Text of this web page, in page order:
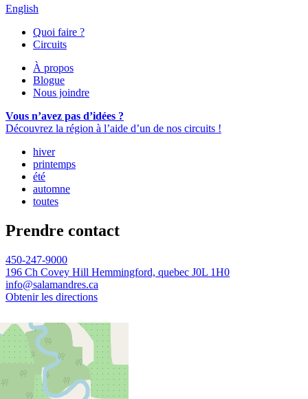
English
Quoi faire ?
Circuits
À propos
Blogue
Nous joindre
Vous n’avez pas d’idées ?
Découvrez la région à l’aide d’un de nos circuits !
hiver
printemps
été
automne
toutes
Prendre contact
450-247-9000
196 Ch Covey Hill Hemmingford, quebec J0L 1H0
info@salamandres.ca
Obtenir les directions